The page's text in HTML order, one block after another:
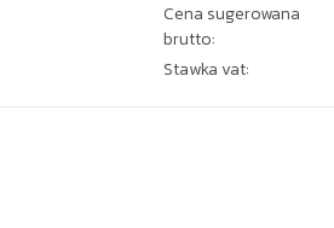
Cena sugerowana
brutto:
Stawka vat: